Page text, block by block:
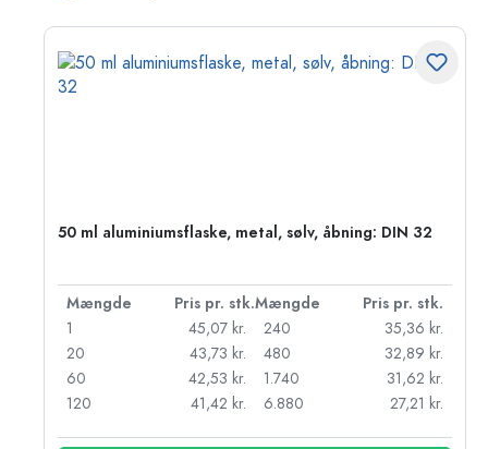
50 ml aluminiumsflaske, metal, sølv, åbning: DIN 32
Mængde Pris pr. stk.Mængde
Pris pr. stk.
1
45,07 kr.
20
43,73 kr.
60
42,53 kr.
120
41,42 kr.
240
35,36 kr.
480
32,89 kr.
1.740
31,62 kr.
6.880
27,21 kr.